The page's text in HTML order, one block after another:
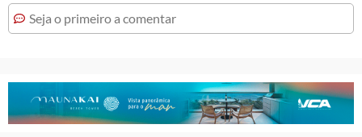
Seja o primeiro a comentar